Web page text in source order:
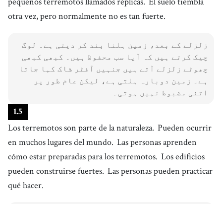
otra vez, pero normalmente no es tan fuerte.
زلزلے کے بعد، زمین ہلنا بند کر دیتی ہے۔ لوگ
چیک کرتے ہیں کہ آیا سب محفوظ ہیں۔ کبھی کبھی
چھوٹے زلزلے آتے ہیں جنہیں آفٹر شاک کہا جاتا
ہے۔ زمین دوبارہ ہلتی ہے، لیکن عام طور پر
اتنی مضبوط نہیں ہوتی۔
1.5
Los terremotos son parte de la naturaleza. Pueden ocurrir
en muchos lugares del mundo. Las personas aprenden
cómo estar preparadas para los terremotos. Los edificios
pueden construirse fuertes. Las personas pueden practicar
qué hacer.